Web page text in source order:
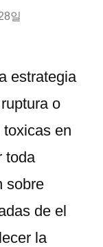
일
estrategia
o
en
toda
sobre
de el
la